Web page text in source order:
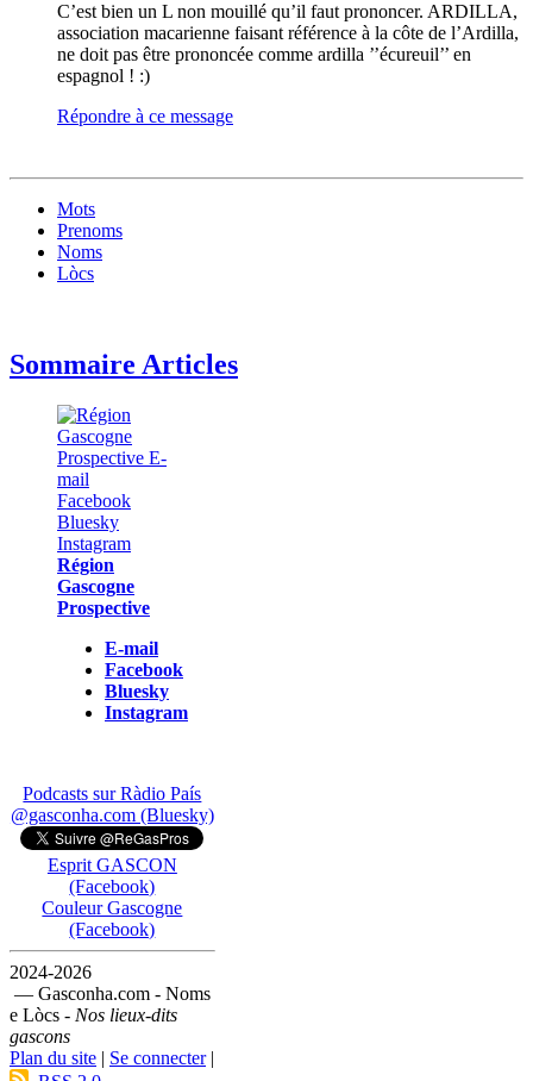
C’est bien un L non mouillé qu’il faut prononcer. ARDILLA,
association macarienne faisant référence à la côte de l’Ardilla,
ne doit pas être prononcée comme ardilla ’’écureuil’’ en
espagnol ! :)
Répondre à ce message
Mots
Prenoms
Noms
Lòcs
Sommaire Articles
Région
Gascogne
Prospective
E-mail
Facebook
Bluesky
Instagram
Podcasts sur Ràdio País
@gasconha.com (Bluesky)
Esprit GASCON
(Facebook)
Couleur Gascogne
(Facebook)
2024-2026
— Gasconha.com - Noms
e Lòcs - Nos lieux-dits
gascons
Plan du site | Se connecter|